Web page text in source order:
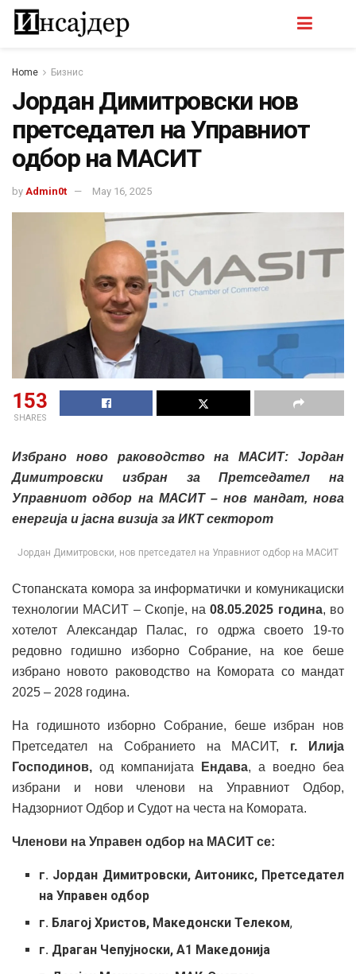
Home Бизнис
Јордан Димитровски нов
претседател на Управниот
одбор на МАСИТ
by Admin0t May 16, 2025
153
SHARES
Избрано ново раководство на МАСИТ: Јордан
Димитровски избран за Претседател на
Управниот одбор на МАСИТ – нов мандат, нова
енергија и јасна визија за ИКТ секторот
Јордан Димитровски, нов претседател на Управниот одбор на МАСИТ
Стопанската комора за информатички и комуникациски
технологии МАСИТ – Скопје, на08.05.2025 година, во
хотелот Александар Палас, го одржа своето 19-то
редовно годишно изборно Собрание, на кое беше
избрано новото раководство на Комората со мандат
2025 – 2028 година.
На годишното изборно Собрание, беше избран нов
Претседател на Собранието на МАСИТ, г.
Илија
Господинов, од компанијата Ендава, а воедно беа
избрани и нови членови на Управниот Одбор,
Надзорниот Одбор и Судот на честа на Комората.
Членови на Управен одбор на МАСИТ се:
г. Јордан Димитровски, Аитоникс, Претседател
на Управен одбор
г. Благој Христов, Македонски Телеком,
г. Драган Чепујноски, А1 Македонија